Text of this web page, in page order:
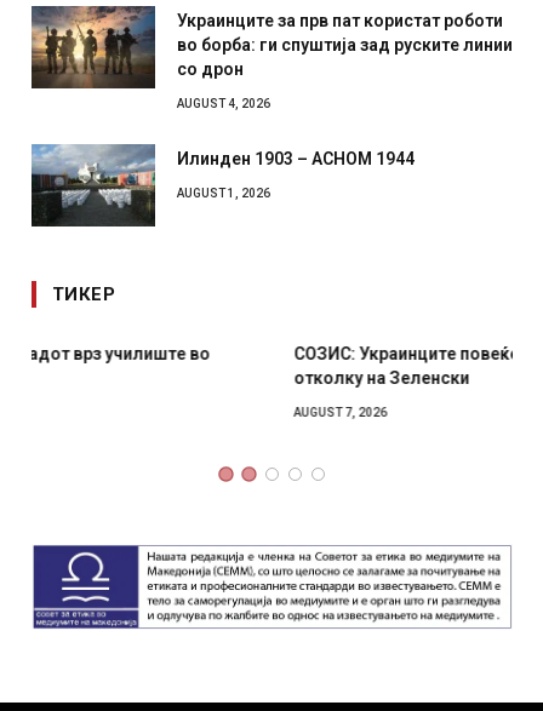
Украинците за прв пат користат роботи
во борба: ги спуштија зад руските линии
со дрон
AUGUST 4, 2026
Илинден 1903 – АСНОМ 1944
AUGUST 1, 2026
ТИКЕР
СОЗИС: Украинците повеќе им веруваат на генералите